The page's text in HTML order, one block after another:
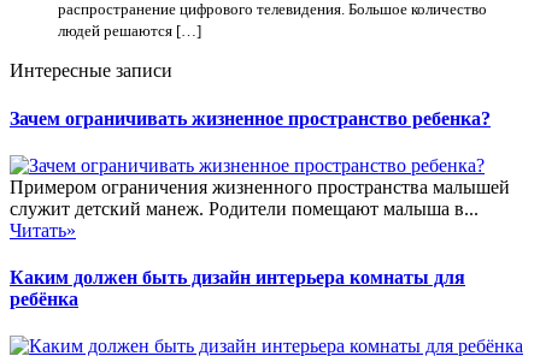
распространение цифрового телевидения. Большое количество
людей решаются […]
Интересные записи
Зачем ограничивать жизненное пространство ребенка?
Примером ограничения жизненного пространства малышей
служит детский манеж. Родители помещают малыша в...
Читать»
Каким должен быть дизайн интерьера комнаты для
ребёнка